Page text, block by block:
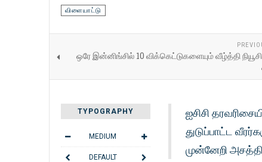
விளையாட்டு
ஒரே இன்னிங்சில் 10 விக்கெட்டுகளையும் வீழ்த்தி
TYPOGRAPHY
MEDIUM
DEFAULT
ஐசிசி
துடுப்பாட்ட
முன்னேறி